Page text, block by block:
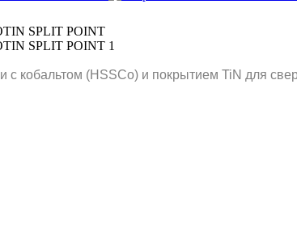
с кобальтом (HSSCo) и покрытием TiN для